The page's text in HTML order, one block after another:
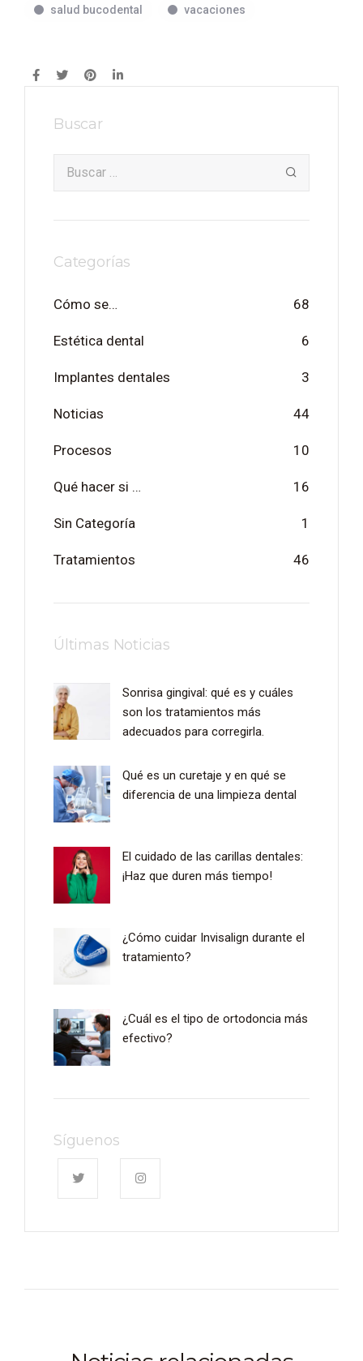
salud bucodental vacaciones
Buscar
Categorías
Cómo se… 68
Estética dental 6
Implantes dentales 3
Noticias 44
Procesos 10
Qué hacer si … 16
Sin Categoría 1
Tratamientos 46
Últimas Noticias
Sonrisa gingival: qué es y cuáles
son los tratamientos más
adecuados para corregirla.
Qué es un curetaje y en qué se
diferencia de una limpieza dental
El cuidado de las carillas dentales:
¡Haz que duren más tiempo!
¿Cómo cuidar Invisalign durante el
tratamiento?
¿Cuál es el tipo de ortodoncia más
efectivo?
Síguenos